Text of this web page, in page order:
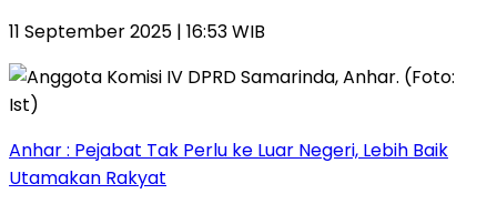
11 September 2025 | 16:53 WIB
Anhar : Pejabat Tak Perlu ke Luar Negeri, Lebih Baik
Utamakan Rakyat